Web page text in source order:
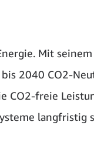
Mit
2040 CO2-
CO2-freie
langfristig